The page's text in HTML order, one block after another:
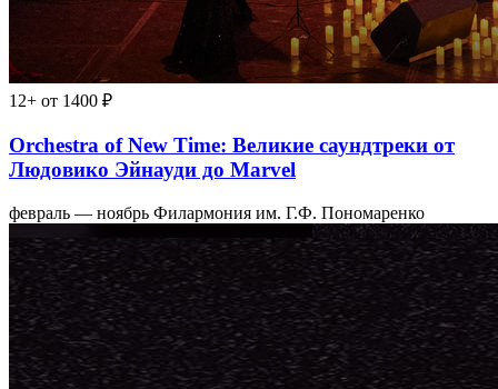
12+ от 1400 ₽
Orchestra of New Time: Великие саундтреки от
Людовико Эйнауди до Marvel
февраль — ноябрь Филармония им. Г.Ф. Пономаренко